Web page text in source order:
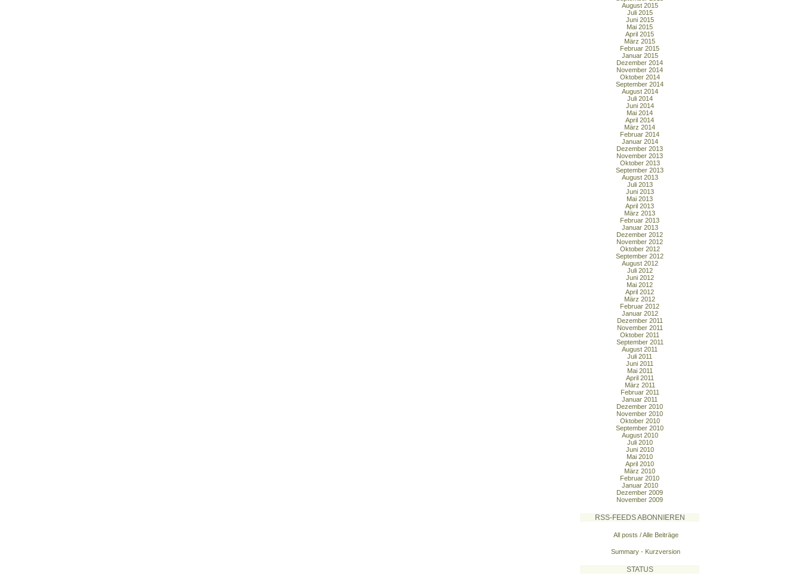
August 2015
Juli 2015
Juni 2015
Mai 2015
April 2015
März 2015
Februar 2015
Januar 2015
Dezember 2014
November 2014
Oktober 2014
September 2014
August 2014
Juli 2014
Juni 2014
Mai 2014
April 2014
März 2014
Februar 2014
Januar 2014
Dezember 2013
November 2013
Oktober 2013
September 2013
August 2013
Juli 2013
Juni 2013
Mai 2013
April 2013
März 2013
Februar 2013
Januar 2013
Dezember 2012
November 2012
Oktober 2012
September 2012
August 2012
Juli 2012
Juni 2012
Mai 2012
April 2012
März 2012
Februar 2012
Januar 2012
Dezember 2011
November 2011
Oktober 2011
September 2011
August 2011
Juli 2011
Juni 2011
Mai 2011
April 2011
März 2011
Februar 2011
Januar 2011
Dezember 2010
November 2010
Oktober 2010
September 2010
August 2010
Juli 2010
Juni 2010
Mai 2010
April 2010
März 2010
Februar 2010
Januar 2010
Dezember 2009
November 2009
RSS-FEEDS ABONNIEREN
All posts / Alle Beiträge
Summary - Kurzversion
STATUS